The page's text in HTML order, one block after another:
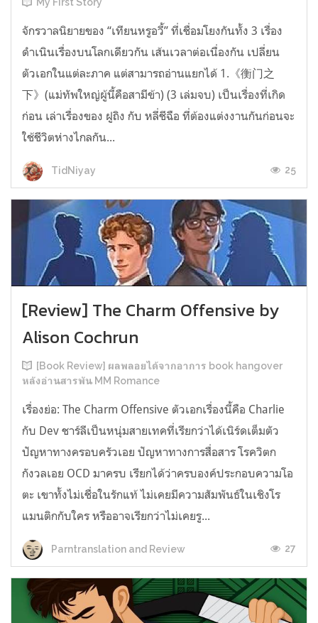
จักรวาลนิยายของ “เทียนหรูอวี้” ที่เชื่อมโยงกันทั้ง 3 เรื่อง
ดำเนินเรื่องบนโลกเดียวกัน เส้นเวลาต่อเนื่องกัน เปลี่ยน
ตัวเอกในแต่ละภาค แต่สามารถอ่านแยกได้ 1.《衡门之
下》(แม่ทัพใหญ่ผู้นี้คือสามีข้า) (3 เล่มจบ) เป็นเรื่องที่เกิด
ก่อน เล่าเรื่องของ ฝูถิง กับ หลี่ชีฉือ ที่ต้องแต่งงานกันก่อนจะ
ใช้ชีวิตห่างไกลกัน...
TidNiyay 25
[Review] The Charm Offensive by
Alison Cochrun
[Book Review] ผลพลอยได้จากอาการ book hangover
หลังอ่านสารพัน MM Romance
เรื่องย่อ: The Charm Offensive ตัวเอกเรื่องนี้คือ Charlie
กับ Dev ชาร์ลีเป็นหนุ่มสายเทคที่เรียกว่าได้เนิร์ดเต็มตัว
ปัญหาทางครอบครัวเอย ปัญหาทางการสื่อสาร โรควิตก
กังวลเอย OCD มาครบ เรียกได้ว่าครบองค์ประกอบความโอ
ตะ เขาทั้งไม่เชื่อในรักแท้ ไม่เคยมีความสัมพันธ์ในเชิงโร
แมนติกกับใคร หรืออาจเรียกว่าไม่เคยรู...
Parntranslation and Review 27